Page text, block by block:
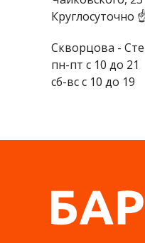
Круглосуточно ☝️
Скворцова -
пн-пт с 10 до 21
сб-вс с 10 до 19